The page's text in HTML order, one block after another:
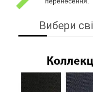
Вибери